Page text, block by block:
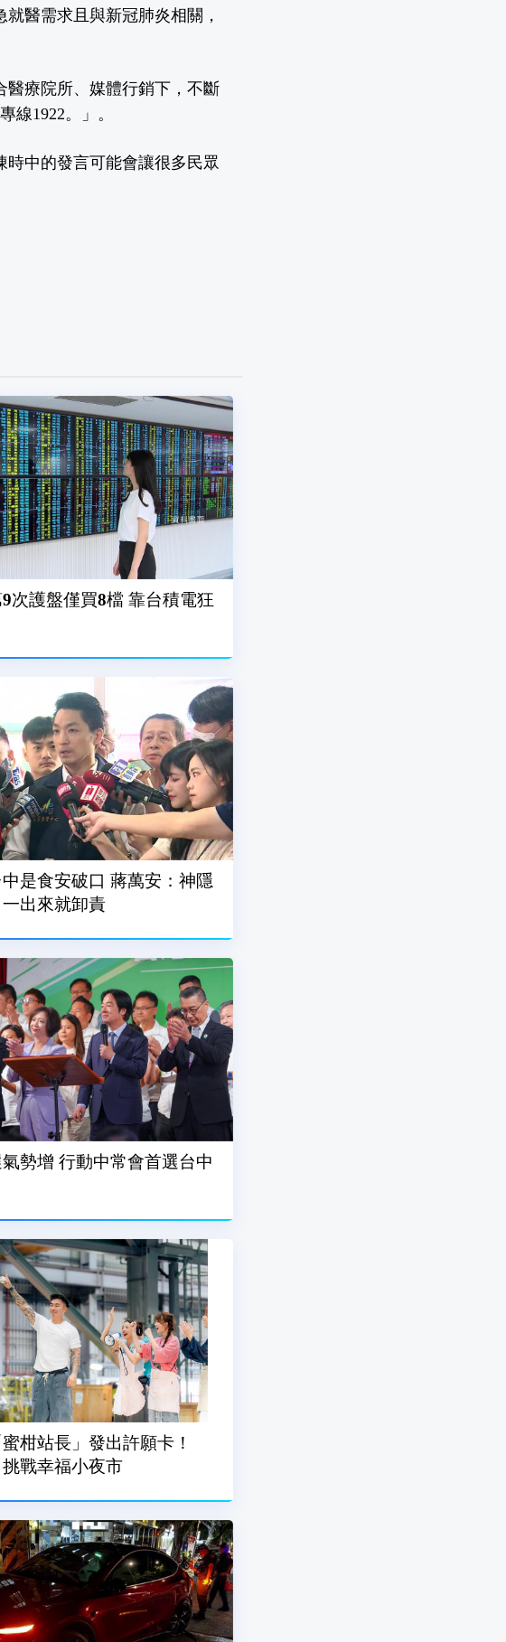
醫需求且與新冠肺炎相關，
醫療院所、媒體行銷下，不斷
線1922。」。
中的發言可能會讓很多民眾
次護盤僅買8檔 靠台積電狂
是食安破口 蔣萬安：神隱
出來就卸責
勢增 行動中常會首選台中
柑站長」發出許願卡！
挑戰幸福小夜市